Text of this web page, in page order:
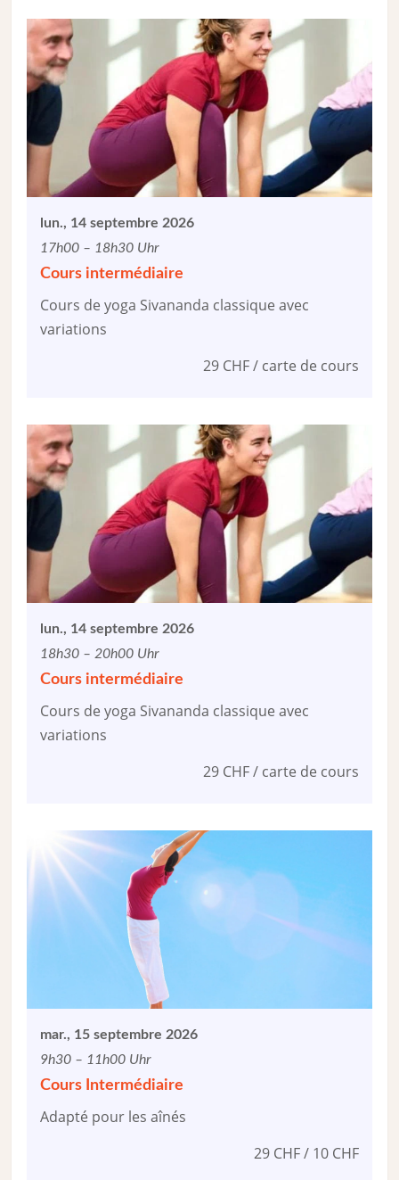
lun., 14 septembre 2026
17h00 – 18h30 Uhr
Cours intermédiaire
Cours de yoga Sivananda classique avec
variations
29 CHF / carte de cours
lun., 14 septembre 2026
18h30 – 20h00 Uhr
Cours intermédiaire
Cours de yoga Sivananda classique avec
variations
29 CHF / carte de cours
mar., 15 septembre 2026
9h30 – 11h00 Uhr
Cours Intermédiaire
Adapté pour les aînés
29 CHF / 10 CHF